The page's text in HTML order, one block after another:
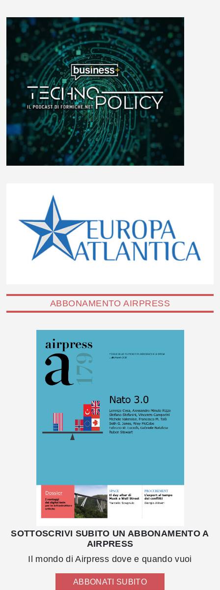
ABBONAMENTO AIRPRESS
SOTTOSCRIVI SUBITO UN ABBONAMENTO A
AIRPRESS
Il mondo di Airpress dove e quando vuoi
ABBONATI SUBITO